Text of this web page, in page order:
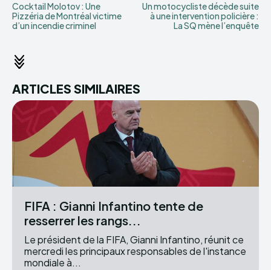
Cocktail Molotov : Une
Pizzéria de Montréal victime
d’un incendie criminel
Un motocycliste décède suite
à une intervention policière :
La SQ mène l’enquête
ARTICLES SIMILAIRES
FIFA : Gianni Infantino tente de
resserrer les rangs...
Le président de la FIFA, Gianni Infantino, réunit ce
mercredi les principaux responsables de l'instance
mondiale à...